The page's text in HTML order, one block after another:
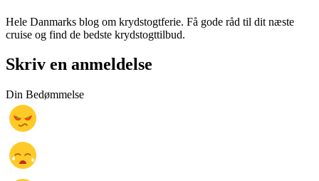
Hele Danmarks blog om krydstogtferie. Få gode råd til dit næste
cruise og find de bedste krydstogttilbud.
Skriv en anmeldelse
Din Bedømmelse